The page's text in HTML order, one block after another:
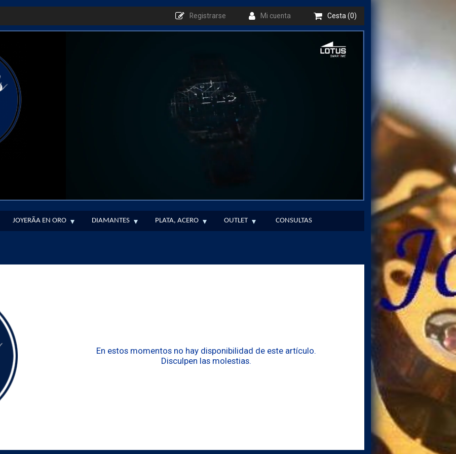
Cesta (0)
Mi cuenta
Registrarse
JOYERÃ­A EN ORO DIAMANTES PLATA, ACERO OUTLET CONSULTAS
En estos momentos no hay disponibilidad de este artículo.
Disculpen las molestias.